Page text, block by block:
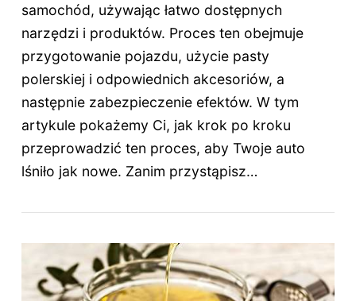
samochód, używając łatwo dostępnych
narzędzi i produktów. Proces ten obejmuje
przygotowanie pojazdu, użycie pasty
polerskiej i odpowiednich akcesoriów, a
następnie zabezpieczenie efektów. W tym
artykule pokażemy Ci, jak krok po kroku
przeprowadzić ten proces, aby Twoje auto
lśniło jak nowe. Zanim przystąpisz…